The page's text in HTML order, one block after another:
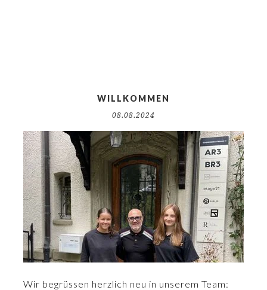
WILLKOMMEN
08.08.2024
Wir begrüssen herzlich neu in unserem Team: